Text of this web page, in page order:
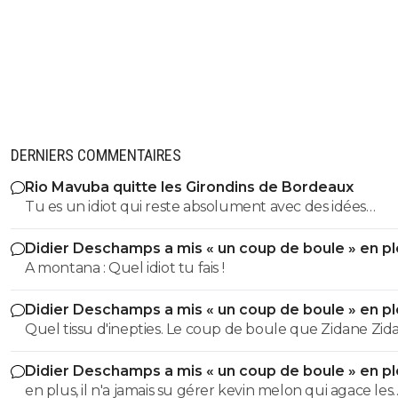
DERNIERS COMMENTAIRES
Rio Mavuba quitte les Girondins de Bordeaux
Tu es un idiot qui reste absolument avec des idées
préconçues du début jusqu'à la fin. Tu ne vois rien. Tu ne sais
rien. Bref... tu es une coquille vide.
Didier Deschamps a mis « un coup de boule » en
Mondial
A montana : Quel idiot tu fais !
Didier Deschamps a mis « un coup de boule » en
Mondial
Quel tissu d'inepties. Le coup de boule que Zidane Zidane a
donné a surtout montré qu'il était humain. Qu'il avait
émotions. Certes... ce n'était pas un bon exemple... mais
le seul saut d'humeur que l'on ait vu durant toute sa
Didier Deschamps a mis « un coup de boule » en
Mondial
en plus, il n'a jamais su gérer kevin melon qui agace les